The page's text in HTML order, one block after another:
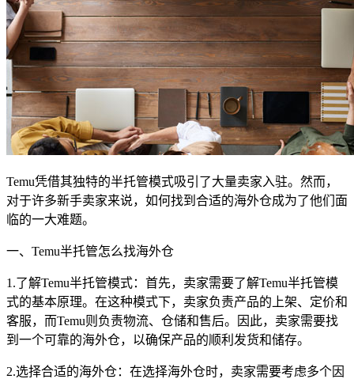
Temu凭借其独特的半托管模式吸引了大量卖家入驻。然而，
对于许多新手卖家来说，如何找到合适的海外仓成为了他们面
临的一大难题。
一、Temu半托管怎么找海外仓
1.了解Temu半托管模式：首先，卖家需要了解Temu半托管模
式的基本原理。在这种模式下，卖家负责产品的上架、定价和
客服，而Temu则负责物流、仓储和售后。因此，卖家需要找
到一个可靠的海外仓，以确保产品的顺利发货和储存。
2.选择合适的海外仓：在选择海外仓时，卖家需要考虑多个因